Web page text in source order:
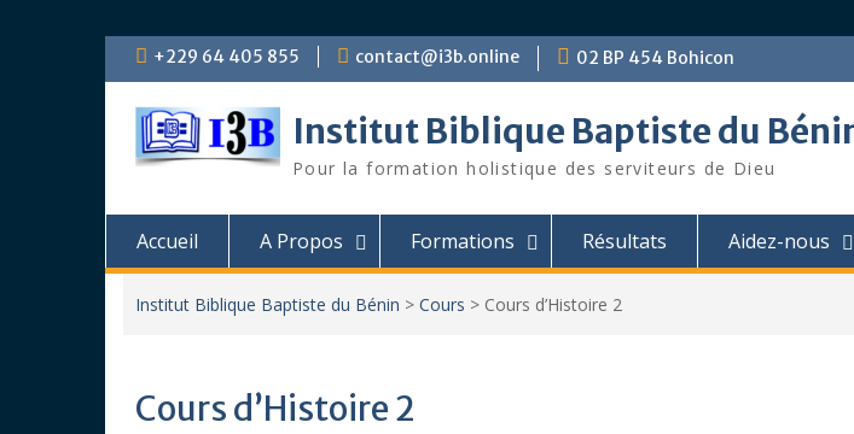
Skip +229 64 405 855 contact@i3b.online 02 BP 454 Bohicon
Institut Biblique Baptiste du
Pour la formation holistique des serviteurs de Dieu
Accueil A Propos Formations Résultats Aidez-nous
Institut Biblique Baptiste du Bénin > Cours > Cours d’Histoire 2
Cours d’Histoire 2